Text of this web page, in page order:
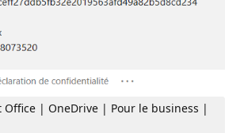
Office | OneDrive | Pour le business |